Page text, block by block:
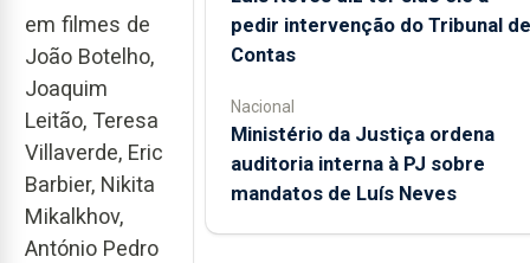
em filmes de
João Botelho,
Joaquim
Leitão, Teresa
Villaverde, Eric
Barbier, Nikita
Mikalkhov,
António Pedro
pedir intervenção do Tribunal de
Contas
Nacional
Ministério da Justiça ordena
auditoria interna à PJ sobre
mandatos de Luís Neves